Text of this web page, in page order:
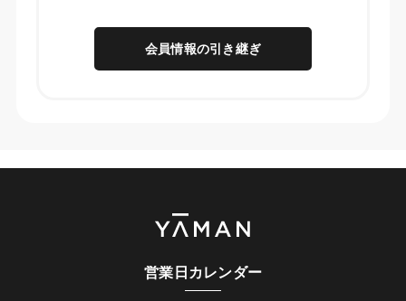
会員情報の引き継ぎ
営業日カレンダー